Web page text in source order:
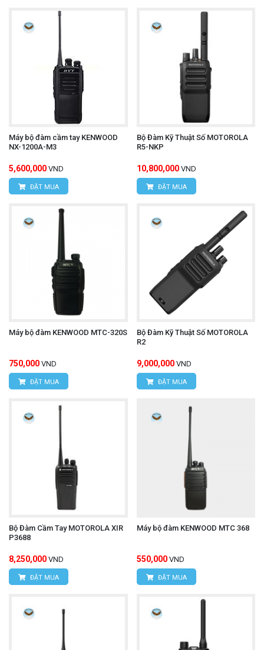
Máy bộ đàm cầm tay KENWOOD
NX-1200A-M3
5,600,000 VND
ĐẶT MUA
Bộ Đàm Kỹ Thuật Số MOTOROLA
R5-NKP
10,800,000 VND
ĐẶT MUA
Máy bộ đàm KENWOOD MTC-320S
750,000 VND
ĐẶT MUA
Bộ Đàm Kỹ Thuật Số MOTOROLA
R2
9,000,000 VND
ĐẶT MUA
Bộ Đàm Cầm Tay MOTOROLA XIR
P3688
8,250,000 VND
ĐẶT MUA
Máy bộ đàm KENWOOD MTC 368
550,000 VND
ĐẶT MUA